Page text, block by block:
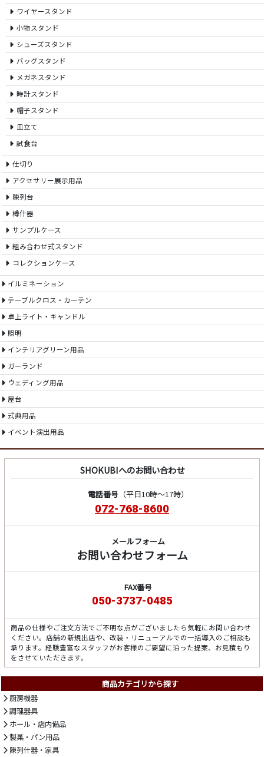
ワイヤースタンド
小物スタンド
シューズスタンド
バッグスタンド
メガネスタンド
時計スタンド
帽子スタンド
皿立て
試食台
仕切り
アクセサリー展示用品
陳列台
樽什器
サンプルケース
組み合わせ式スタンド
コレクションケース
イルミネーション
テーブルクロス・カーテン
卓上ライト・キャンドル
照明
インテリアグリーン用品
ガーランド
ウェディング用品
屋台
式典用品
イベント演出用品
SHOKUBIへのお問い合わせ
電話番号（平日10時～17時）
072-768-8600
メールフォーム
お問い合わせフォーム
FAX番号
050-3737-0485
商品の仕様やご注文方法でご不明な点がございましたら気軽にお問い合わせ
ください。店舗の新規出店や、改装・リニューアルでの一括導入のご相談も
承ります。経験豊富なスタッフがお客様のご要望に沿った提案、お見積もり
をさせていただきます。
商品カテゴリから探す
厨房機器
調理器具
ホール・店内備品
製菓・パン用品
陳列什器・家具